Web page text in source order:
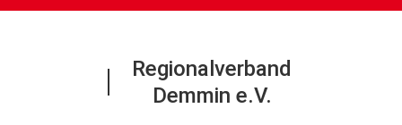
Regionalverband
Demmin e.V.